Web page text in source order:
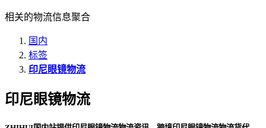
相关的物流信息聚合
国内
标签
印尼眼镜物流
印尼眼镜物流